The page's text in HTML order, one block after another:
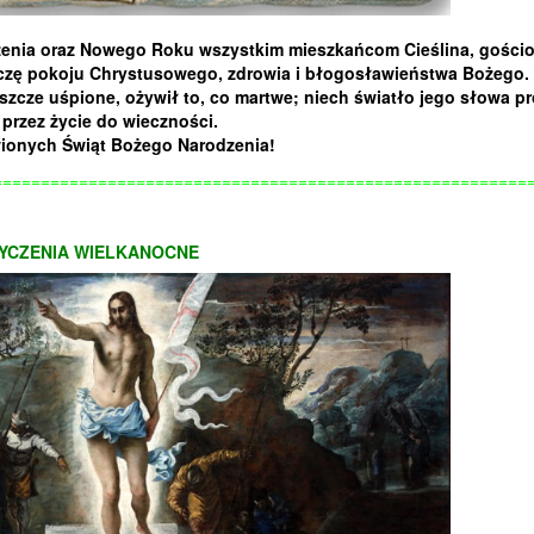
oraz Nowego Roku wszystkim mieszkańcom Cieślina,
pokoju Chrystusowego, zdrowia i błogosławieństwa Bożego.
uśpione, ożywił to, co martwe; niech światło jego słowa
życie do wieczności.
Świąt Bożego Narodzenia!
WIELKANOCNE